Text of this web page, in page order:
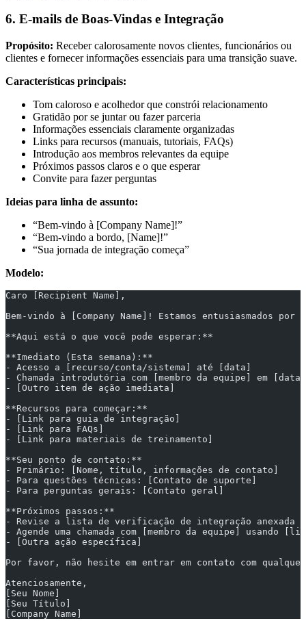
6. E-mails de Boas-Vindas e Integração
Propósito: Receber calorosamente novos clientes, funcionários ou
clientes e fornecer informações essenciais para uma transição suave.
Características principais:
Tom caloroso e acolhedor que constrói relacionamento
Gratidão por se juntar ou fazer parceria
Informações essenciais claramente organizadas
Links para recursos (manuais, tutoriais, FAQs)
Introdução aos membros relevantes da equipe
Próximos passos claros e o que esperar
Convite para fazer perguntas
Ideias para linha de assunto:
“Bem-vindo à [Company Name]!”
“Bem-vindo a bordo, [Name]!”
“Sua jornada de integração começa”
Modelo:
Caro [Recipient Name],
Bem-vindo à [Company Name]! Estamos
**Aqui está o que você pode esperar:**
**Imediato (Esta semana):**
- Acesso a [recurso/conta/sistema] até [data]
- Chamada introdutória com [membro da equipe] em [data]
- [Outro item de ação imediata]
**Recursos para começar:**
- [Link para guia de integração]
- [Link para FAQs]
- [Link para materiais de treinamento]
**Seu ponto de contato:**
- Primário: [Nome, título, informações de contato]
- Para questões técnicas: [Contato de suporte]
- Para perguntas gerais: [Contato geral]
**Próximos passos:**
- Revise a lista de verificação de integração anexada
- Agende uma chamada com [membro da equipe] usando
- [Outra ação específica]
Por favor, não hesite em entrar em contato com
Atenciosamente,
[Seu Nome]
[Seu Título]
[Company Name]